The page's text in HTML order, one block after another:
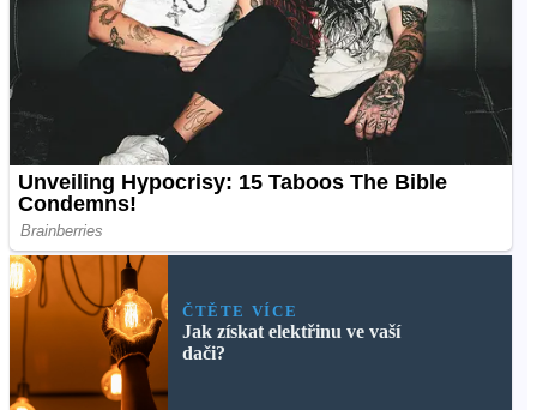
ČTĚTE VÍCE
Jak získat elektřinu ve vaší
dači?